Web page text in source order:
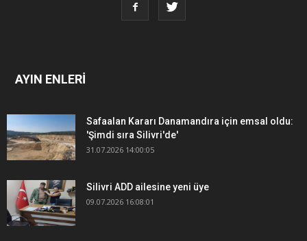
AYIN ENLERİ
Safaalan Kararı Danamandıra için emsal oldu:
'Şimdi sıra Silivri'de'
31.07.2026 14:00:05
Silivri ADD ailesine yeni üye
09.07.2026 16:08:01